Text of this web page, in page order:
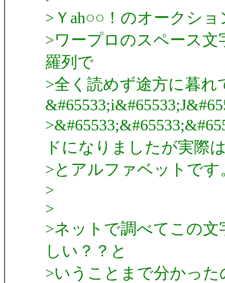
>Ｙah○○！のオークシ
>ワープロのスペース
羅列で
>全く読めず途方に暮れ
ドになりましたが実際
>とアルファベットです
>
>
>ネットで調べてこの
しい？？と
>いうことまで分かっ